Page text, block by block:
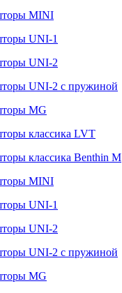
MINI
UNI-1
UNI-2
UNI-2 с пружиной
MG
классика LVT
классика Benthin M
MINI
UNI-1
UNI-2
UNI-2 с пружиной
MG